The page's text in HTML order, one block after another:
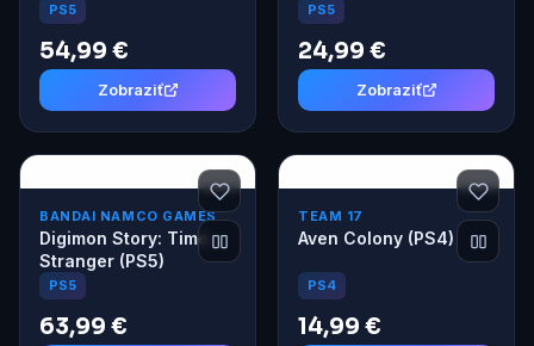
PS5
54,99 €
Zobraziť
PS5
24,99 €
Zobraziť
BANDAI NAMCO GAMES
Digimon Story: Time
Stranger (PS5)
PS5
63,99 €
TEAM 17
Aven Colony (PS4)
PS4
14,99 €